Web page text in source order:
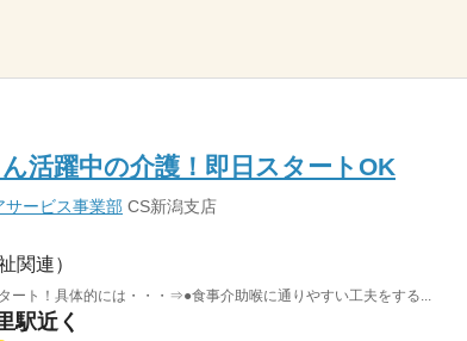
活躍中の介護！即日スタートOK
ービス事業部 CS新潟支店
関連）
ート！具体的には・・・⇒●食事介助喉に通りやすい工夫をする...
駅近く